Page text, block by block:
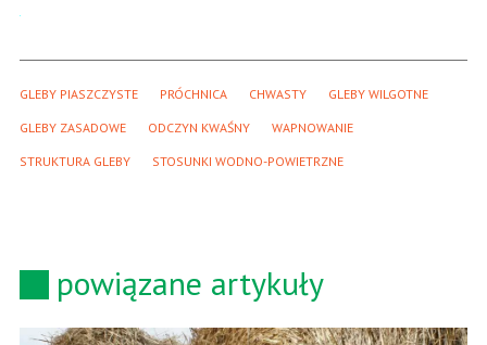
GLEBY PIASZCZYSTE PRÓCHNICA CHWASTY GLEBY WILGOTNE
GLEBY ZASADOWE ODCZYN KWAŚNY WAPNOWANIE
STRUKTURA GLEBY STOSUNKI WODNO-POWIETRZNE
powiązane artykuły